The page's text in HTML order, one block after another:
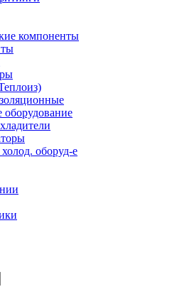
компоненты
оборудование
оборуд-е